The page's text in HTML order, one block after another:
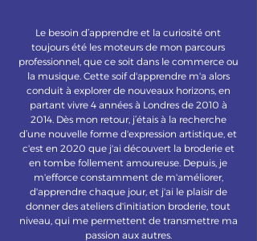
Le besoin d’apprendre et la curiosité ont
toujours été les moteurs de mon parcours
professionnel, que ce soit dans le commerce ou
la musique. Cette soif d'apprendre m'a alors
conduit à explorer de nouveaux horizons, en
partant vivre 4 années à Londres de 2010 à
2014. Dès mon retour, j’étais à la recherche
d’une nouvelle forme d'expression artistique, et
c'est en 2020 que j'ai découvert la broderie et
en tombe follement amoureuse. Depuis, je
m'efforce constamment de m'améliorer,
d'apprendre chaque jour, et j'ai le plaisir de
donner des ateliers d'initiation broderie, tout
niveau, qui me permettent de transmettre ma
passion aux autres.